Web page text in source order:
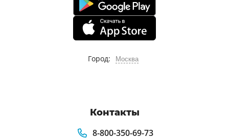
Город: Москва
Контакты
8-800-350-69-73